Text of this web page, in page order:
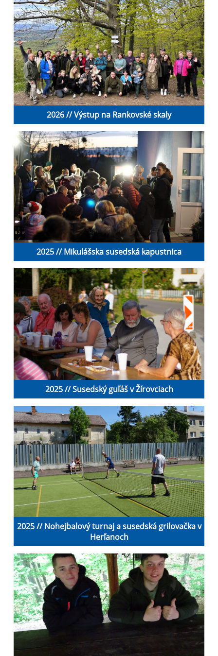
2026 // Výstup na Rankovské skaly
2025 // Mikulášska susedská kapustnica
2025 // Susedský guľáš v Žírovciach
2025 // Nohejbalový turnaj a susedská grilovačka v
Herľanoch